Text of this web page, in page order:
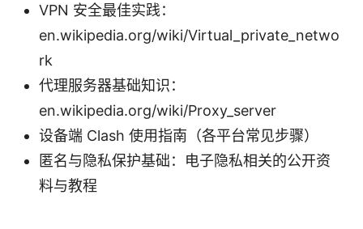
VPN 安全最佳实践：
en.wikipedia.org/wiki/Virtual_private_netwo
rk
代理服务器基础知识：
en.wikipedia.org/wiki/Proxy_server
设备端 Clash 使用指南（各平台常见步骤）
匿名与隐私保护基础：电子隐私相关的公开资
料与教程